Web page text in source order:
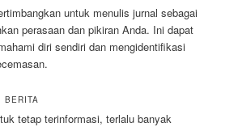
untuk menulis jurnal sebagai
perasaan dan pikiran Anda. Ini dapat
diri sendiri dan mengidentifikasi
BERITA
tetap terinformasi, terlalu banyak